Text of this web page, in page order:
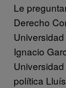
Le
Derecho
Ignacio
política